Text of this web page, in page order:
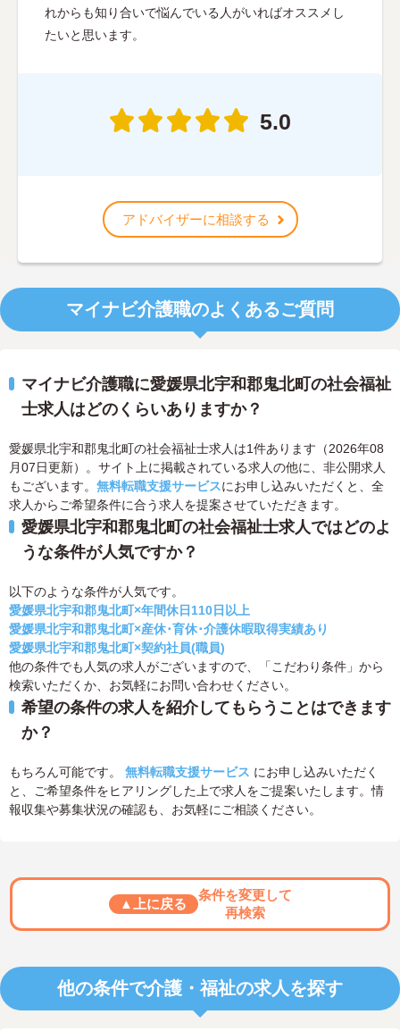
れからも知り合いで悩んでいる人がいればオススメし
たいと思います。
5.0
アドバイザーに相談する
マイナビ介護職のよくあるご質問
マイナビ介護職に愛媛県北宇和郡鬼北町の社会福祉
士求人はどのくらいありますか？
愛媛県北宇和郡鬼北町の社会福祉士求人は1件あります（2026年08
月07日更新）。サイト上に掲載されている求人の他に、非公開求人
もございます。 無料転職支援サービスにお申し込みいただくと、全
求人からご希望条件に合う求人を提案させていただきます。
愛媛県北宇和郡鬼北町の社会福祉士求人ではどのよ
うな条件が人気ですか？
以下のような条件が人気です。
愛媛県北宇和郡鬼北町×年間休日110日以上
愛媛県北宇和郡鬼北町×産休･育休･介護休暇取得実績あり
愛媛県北宇和郡鬼北町×契約社員(職員)
他の条件でも人気の求人がございますので、「こだわり条件」から
検索いただくか、お気軽にお問い合わせください。
希望の条件の求人を紹介してもらうことはできます
か？
もちろん可能です。 無料転職支援サービス にお申し込みいただく
と、ご希望条件をヒアリングした上で求人をご提案いたします。情
報収集や募集状況の確認も、お気軽にご相談ください。
▲上に戻る
条件を変更して
再検索
他の条件で介護・福祉の求人を探す